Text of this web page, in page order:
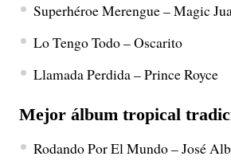
Superhéroe Merengue – Magic
Lo Tengo Todo – Oscarito
Llamada Perdida – Prince Royce
Mejor álbum tropical
Rodando Por El Mundo – José